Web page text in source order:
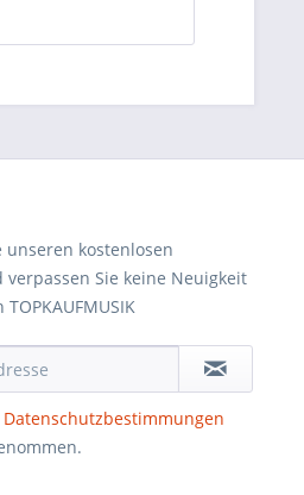
unseren kostenlosen
Sie keine Neuigkeit
Datenschutzbestimmungen